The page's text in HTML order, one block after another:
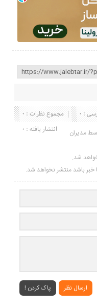
مجموع نظرات : 0
: 0
انتشار یافته : 0
مدیران
شد.
خبر باشد منتشر نخواهد شد.
ارسال نظر پاک کردن !